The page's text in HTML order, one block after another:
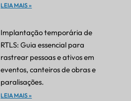
LEIA MAIS »
Implantação temporária de
RTLS: Guia essencial para
rastrear pessoas e ativos em
eventos, canteiros de obras e
paralisações.
LEIA MAIS »